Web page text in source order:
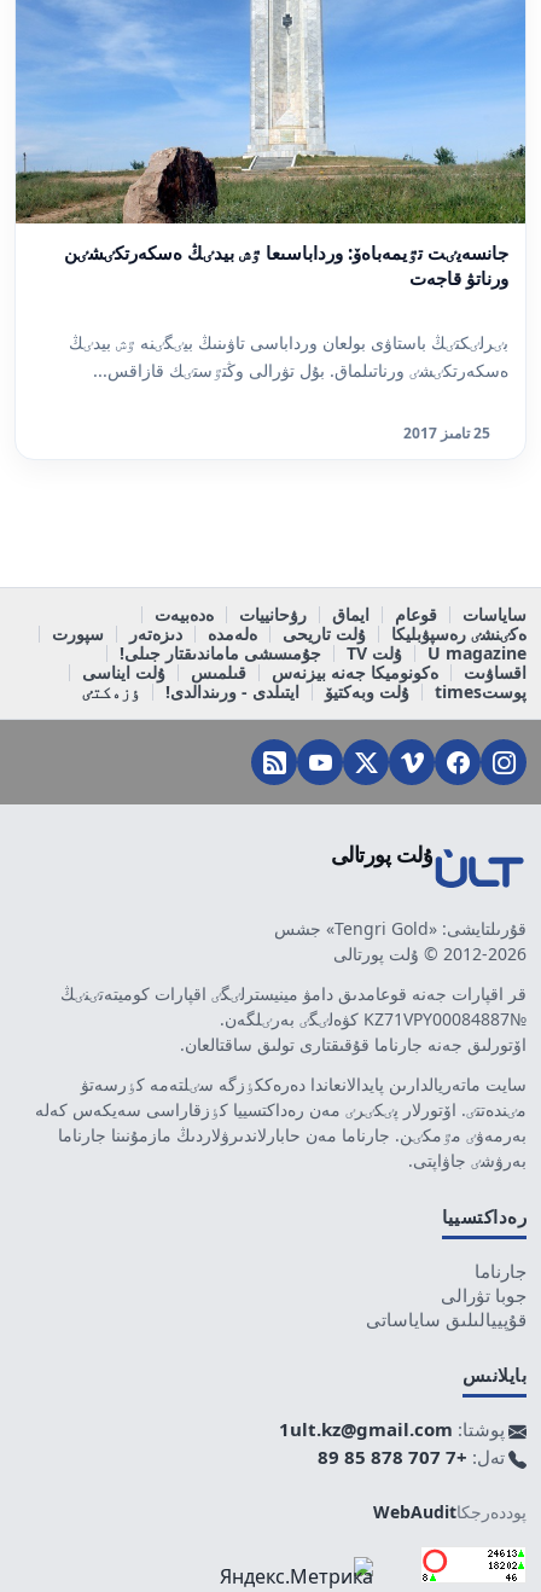
جانسەيٸت تٷيمەباەۆ: ورداباسىعا ٷش بيدٸڭ ەسكەرتكٸشٸن
ورناتۋ قاجەت
بٸرلٸكتٸڭ باستاۋى بولعان ورداباسى تاۋىنىڭ بيٸگٸنە ٷش بيدٸڭ
ەسكەرتكٸشٸ ورناتىلماق. بۇل تۋرالى وڭتٷستٸك قازاقس...
25 تامىز 2017
ساياسات قوعام ايماق رۋحانييات
ەدەبيەت
ەكٸنشٸ رەسپۋبليكا
ۇلت تاريحى ەلەمدە دىزەتەر
سپورت
U magazine
ۇلت TV
جۇمىسشى ماماندىقتار جىلى!
اقساۋىت
ەكونوميكا جەنە بيزنەس قىلمىس
ۇلت ايناسى
پوستtimes
ۇلت وبەكتيۆ ايتىلدى - ورىندالدى! ٶزەكتٸ
ۇلت پورتالى
قۇرىلتايشى: «Tengri Gold» جشس
2012-2026 © ۇلت پورتالى
قر اقپارات جەنە قوعامدىق دامۋ مينيسترلٸگٸ اقپارات كوميتەتٸنٸڭ
№KZ71VPY00084887 كۋەلٸگٸ بەرٸلگەن.
اۆتورلىق جەنە جارناما قۇقىقتارى تولىق ساقتالعان.
سايت ماتەريالدارىن پايدالانعاندا دەرەككٶزگە سٸلتەمە كٶرسەتۋ
مٸندەتتٸ. اۆتورلار پٸكٸرٸ مەن رەداكتسييا كٶزقاراسى سەيكەس كەلە
بەرمەۋٸ مٷمكٸن. جارناما مەن حابارلاندىرۋلاردىڭ مازمۇنىنا جارناما
بەرۋشٸ جاۋاپتى.
رەداكتسييا
جارناما
جوبا تۋرالى
قۇپييالىلىق ساياساتى
بايلانىس
پوشتا: 1ult.kz@gmail.com
تەل: +7 707 878 85 89
پوددەرجكاWebAudit